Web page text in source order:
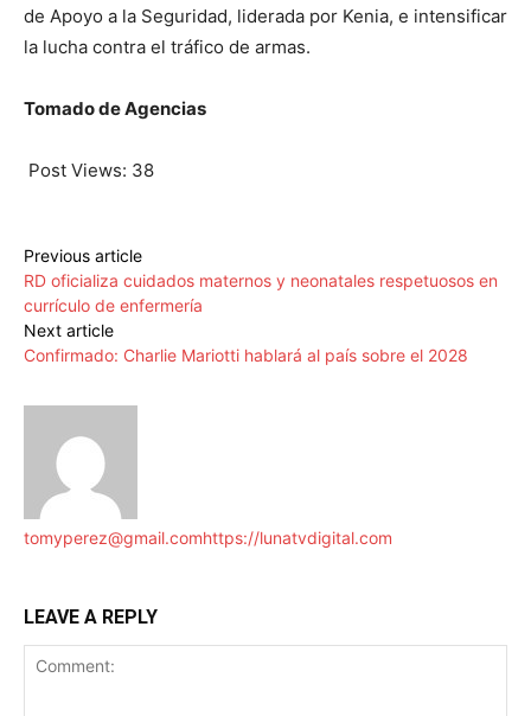
de Apoyo a la Seguridad, liderada por Kenia, e intensificar
la lucha contra el tráfico de armas.
Tomado de Agencias
Post Views: 38
Previous article
RD oficializa cuidados maternos y neonatales respetuosos en
currículo de enfermería
Next article
Confirmado: Charlie Mariotti hablará al país sobre el 2028
tomyperez@gmail.comhttps://lunatvdigital.com
LEAVE A REPLY